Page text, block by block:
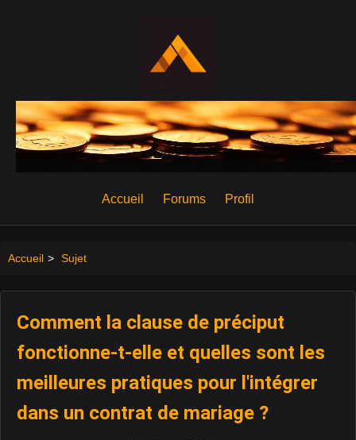
Accueil Forums Profil
Accueil > Sujet
Comment la clause de préciput
fonctionne-t-elle et quelles sont les
meilleures pratiques pour l'intégrer
dans un contrat de mariage ?